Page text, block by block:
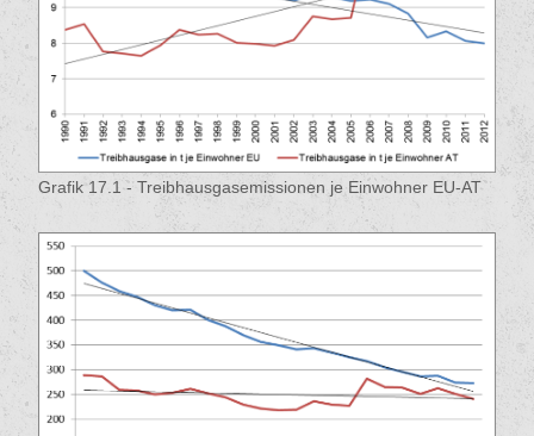
Grafik 17.1 - Treibhausgasemissionen je Einwohner EU-AT